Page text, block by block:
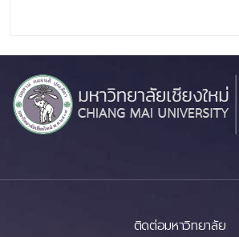
ติดต่อมหาวิทยาลัย